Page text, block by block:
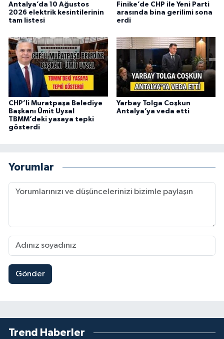
Antalya’da 10 Ağustos
2026 elektrik kesintilerinin
tam listesi
Finike’de CHP ile Yeni Parti
arasında bina gerilimi sona
erdi
CHP’li Muratpaşa Belediye
Başkanı Ümit Uysal
TBMM’deki yasaya tepki
gösterdi
Yarbay Tolga Coşkun
Antalya’ya veda etti
Yorumlar
Gönder
Trend Haberler